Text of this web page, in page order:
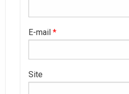
E-mail *
Site